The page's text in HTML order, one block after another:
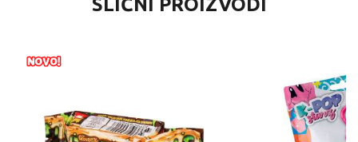
SLIČNI PROIZVODI